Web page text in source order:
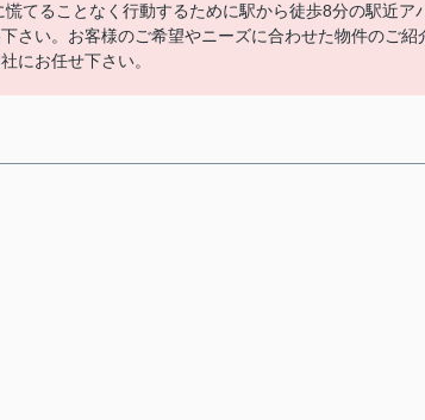
てることなく行動するために駅から徒歩8分の駅近ア
さい。お客様のご希望やニーズに合わせた物件のご紹
にお任せ下さい。